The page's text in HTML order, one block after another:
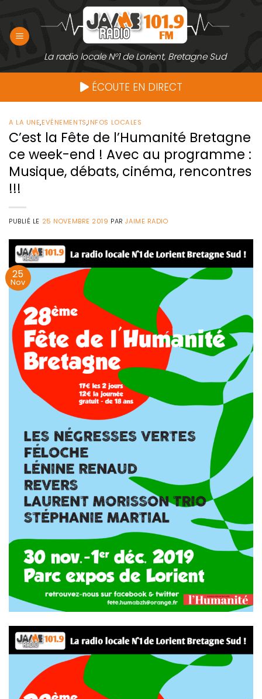
contenu
La radio locale N°1 de Lorient, Bretagne Sud
ÉCOUTE EN DIRECT
A LA UNE,EVÉNEMENTS,INFOS LOCALES
C’est la Fête de l’Humanité Bretagne
ce week-end ! Avec au programme :
Musique, débats, cinéma, rencontres
!!!
PUBLIÉ LE 25 NOVEMBRE 2019 PARJAIME RADIO
25
Nov